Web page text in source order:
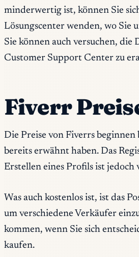
minderwertig ist, können Sie
Lösungscenter wenden, wo Sie
Sie können auch versuchen, die
Customer Support Center zu
Fiverr
Die Preise von Fiverrs
bereits erwähnt haben. Das
Erstellen eines Profils ist jedoch
Was auch kostenlos ist, ist das
um verschiedene Verkäufer
kommen, wenn Sie sich
kaufen.